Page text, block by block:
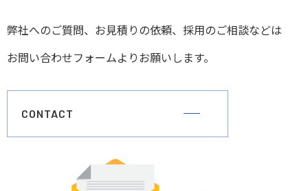
弊社へのご質問、お見積りの依頼、採用のご相談などは
お問い合わせフォームよりお願いします。
CONTACT